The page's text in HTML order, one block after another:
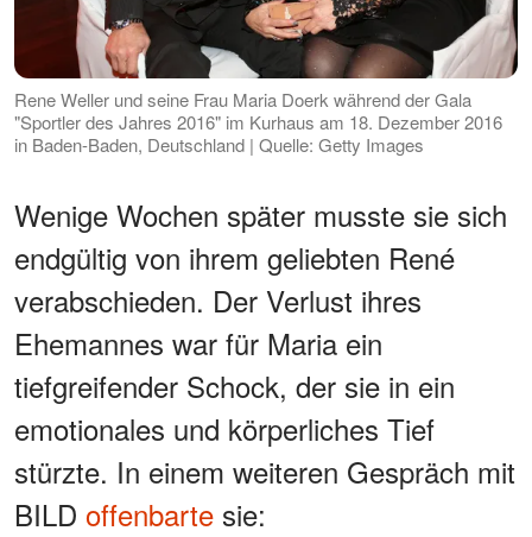
Rene Weller und seine Frau Maria Doerk während der Gala
"Sportler des Jahres 2016" im Kurhaus am 18. Dezember 2016
in Baden-Baden, Deutschland | Quelle: Getty Images
Wenige Wochen später musste sie sich
endgültig von ihrem geliebten René
verabschieden. Der Verlust ihres
Ehemannes war für Maria ein
tiefgreifender Schock, der sie in ein
emotionales und körperliches Tief
stürzte. In einem weiteren Gespräch mit
BILD offenbarte sie: